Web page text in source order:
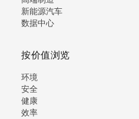
新能源汽车
数据中心
按价值浏览
环境
安全
健康
效率